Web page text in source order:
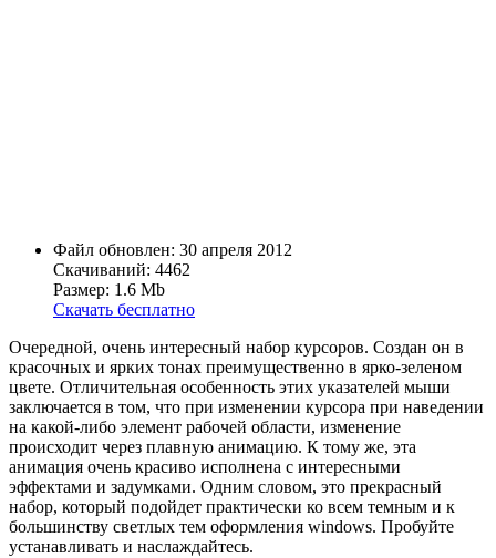
Файл обновлен: 30 апреля 2012
Скачиваний: 4462
Размер: 1.6 Mb
Скачать бесплатно
Очередной, очень интересный набор курсоров. Создан он в
красочных и ярких тонах преимущественно в ярко-зеленом
цвете. Отличительная особенность этих указателей мыши
заключается в том, что при изменении курсора при наведении
на какой-либо элемент рабочей области, изменение
происходит через плавную анимацию. К тому же, эта
анимация очень красиво исполнена с интересными
эффектами и задумками. Одним словом, это прекрасный
набор, который подойдет практически ко всем темным и к
большинству светлых тем оформления windows. Пробуйте
устанавливать и наслаждайтесь.